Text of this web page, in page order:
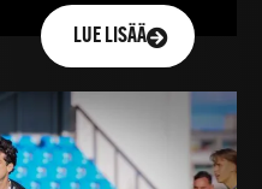
LUE LISÄÄ